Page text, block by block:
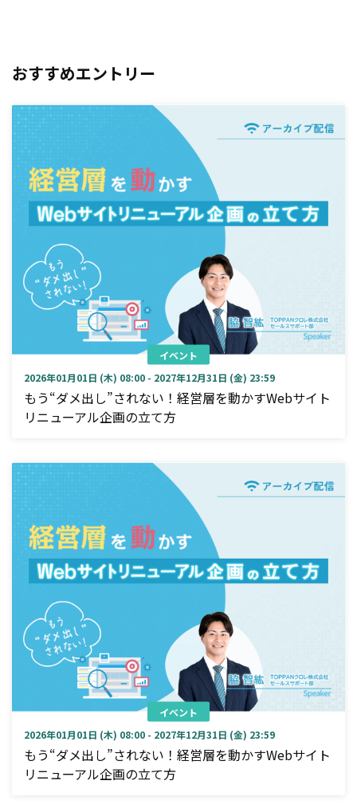
おすすめエントリー
イベント
2026年01月01日 (木) 08:00 - 2027年12月31日 (金) 23:59
もう“ダメ出し”されない！経営層を動かすWebサイト
リニューアル企画の立て方
イベント
2026年01月01日 (木) 08:00 - 2027年12月31日 (金) 23:59
もう“ダメ出し”されない！経営層を動かすWebサイト
リニューアル企画の立て方